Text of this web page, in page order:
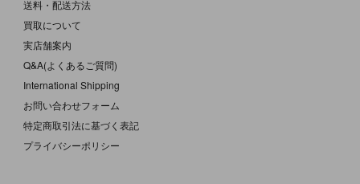
送料・配送方法
買取について
実店舗案内
Q&A(よくあるご質問)
International Shipping
お問い合わせフォーム
特定商取引法に基づく表記
プライバシーポリシー